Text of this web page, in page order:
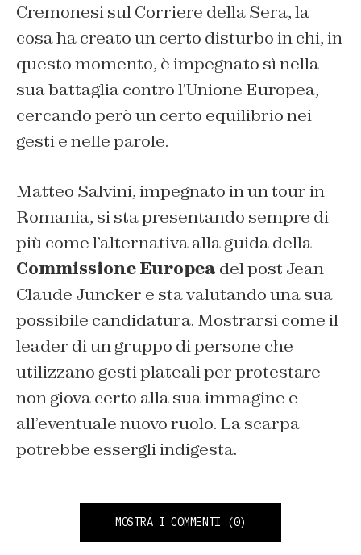
Cremonesi sulCorriere della Sera, la
cosa ha creato un certo disturbo in chi, in
questo momento, è impegnato sì nella
sua battaglia contro l’Unione Europea,
cercando però un certo equilibrio nei
gesti e nelle parole.
Matteo Salvini, impegnato in un tour in
Romania, si sta presentando sempre di
più come l’alternativa alla guida della
Commissione Europea del post Jean-
Claude Juncker e sta valutando una sua
possibile candidatura. Mostrarsi come il
leader di un gruppo di persone che
utilizzano gesti plateali per protestare
non giova certo alla sua immagine e
all’eventuale nuovo ruolo. La scarpa
potrebbe essergli indigesta.
MOSTRA I COMMENTI (0)